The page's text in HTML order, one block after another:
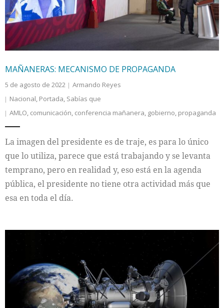
MAÑANERAS: MECANISMO DE PROPAGANDA
5 de agosto de 2022
Armando Reyes
Nacional, Portada, Sabías que
AMLO, comunicación, conferencia mañanera, gobierno, propaganda
La imagen del presidente es de traje, es para lo único
que lo utiliza, parece que está trabajando y se levanta
temprano, pero en realidad y, eso está en la agenda
pública, el presidente no tiene otra actividad más que
esa en toda el día.